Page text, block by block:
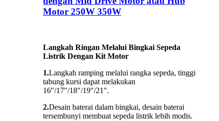
Motor 250W 350W
Langkah Ringan Melalui Bingkai Sepeda
Listrik Dengan Kit Motor
1.Langkah ramping melalui rangka sepeda, tinggi
tabung kursi dapat melakukan
16″/17″/18″/19″/21″.
2.Desain baterai dalam bingkai, desain baterai
tersembunyi membuat sepeda listrik lebih modis.